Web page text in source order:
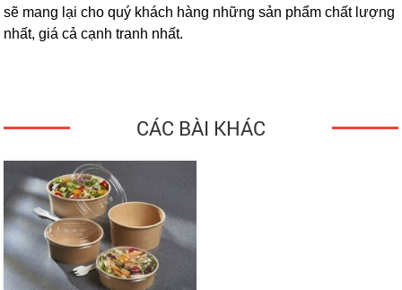
sẽ mang lại cho quý khách hàng những sản phẩm chất lượng
nhất, giá cả cạnh tranh nhất.
CÁC BÀI KHÁC